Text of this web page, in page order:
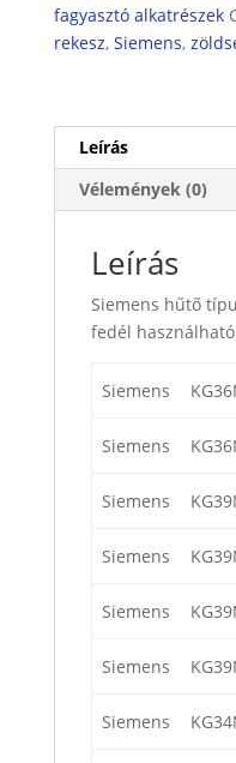
fagyasztó alkatrészek
rekesz, Siemens,
Leírás
Vélemények (0)
Leírás
Siemens hűtő
fedél
Siemens
Siemens
Siemens
Siemens
Siemens
Siemens
Siemens